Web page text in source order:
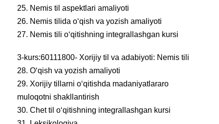
25. Nemis til aspektlari amaliyoti
26. Nemis tilida o‘qish va yozish amaliyoti
27. Nemis tili o‘qitishning integrallashgan kursi
3-kurs:60111800- Xorijiy til va adabiyoti: Nemis tili
28. O‘qish va yozish amaliyoti
29. Xorijiy tillarni o‘qitishda madaniyatlararo
muloqotni shakllantirish
30. Chet til o‘qitishning integrallashgan kursi